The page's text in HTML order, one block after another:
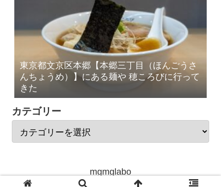
東京都文京区本郷【本郷三丁目（ほんごうさ
んちょうめ）】にある麺や 穂ころびに行って
きた
カテゴリー
mgmglabo